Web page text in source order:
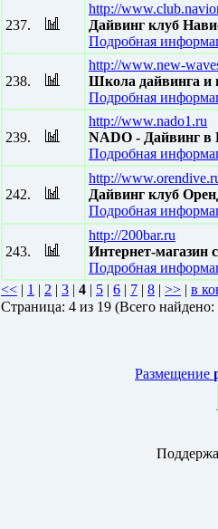
237.
http://
Дайвинг клуб
Подробная
238.
http://www.new-
Школа дайвинга и
Подробная
239.
http://www.nado1.ru
NADO - Дайвинг в
Подробная
242.
http://
Дайвинг клуб
Подробная
243.
http://200bar.ru
Интернет-магазин
Подробная
<< | 1 | 2 | 3 | 4 | 5 | 6 | 7 | 8 | >> | в
Страницa: 4 из 19 (Всего найдено:
Размещение